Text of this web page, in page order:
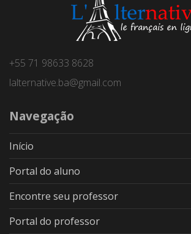
+55 71 98633 8628
lalternative.ba@gmail.com
Navegação
Início
Portal do aluno
Encontre seu professor
Portal do professor